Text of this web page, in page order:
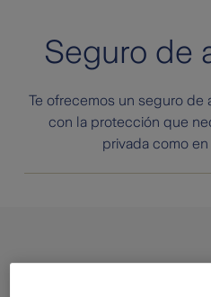
Seguro de
Te ofrecemos un seguro de
con la protección que
privada como